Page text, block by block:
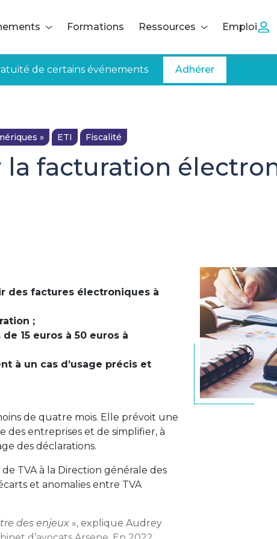
Formations Ressources Emploi
de certains événements Adhérer
» ETI Fiscalité
facturation
des factures électroniques à
;
15 euros à 50 euros à
à un cas d’usage précis et
de quatre mois. Elle prévoit une
des entreprises et de simplifier, à
des déclarations.
TVA à la Direction générale des
et anomalies entre TVA
des enjeux », explique Audrey